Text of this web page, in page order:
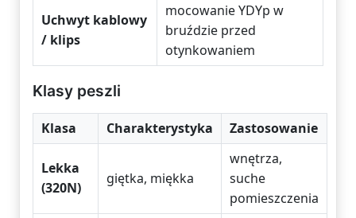
Uchwyt kablowy
/ klips
mocowanie YDYp w
bruździe przed
otynkowaniem
Klasy peszli
Klasa Charakterystyka Zastosowanie
Lekka
(320N)
giętka, miękka
wnętrza,
suche
pomieszczenia